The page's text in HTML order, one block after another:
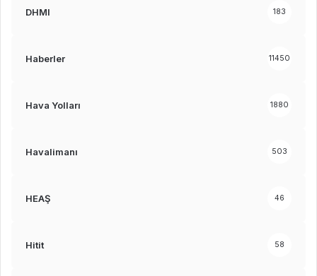
DHMI 183
Haberler 11450
Hava Yolları 1880
Havalimanı 503
HEAŞ 46
Hitit 58